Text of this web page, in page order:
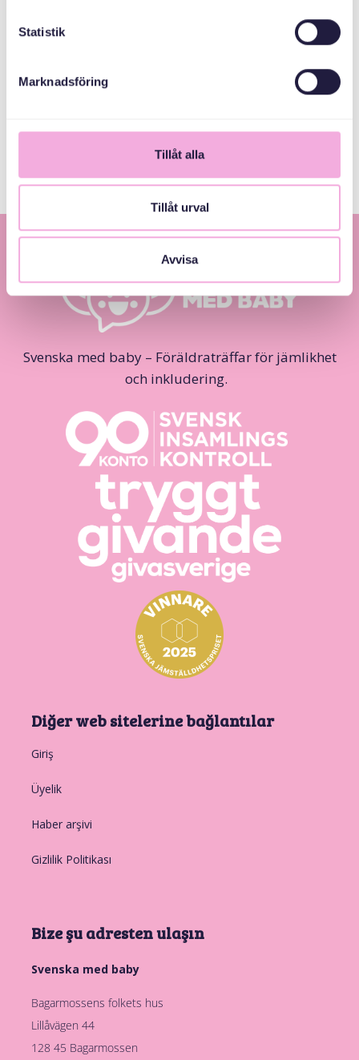
Statistik
Marknadsföring
Tillåt alla
Tillåt urval
Avvisa
Svenska med baby – Föräldraträffar för jämlikhet
och inkludering.
Diğer web sitelerine bağlantılar
Giriş
Üyelik
Haber arşivi
Gizlilik Politikası
Bize şu adresten ulaşın
Svenska med baby
Bagarmossens folkets hus
Lillåvägen 44
128 45 Bagarmossen